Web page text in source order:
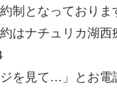
制となっておりま
はナチュリカ湖西
ジを見て…」とお電